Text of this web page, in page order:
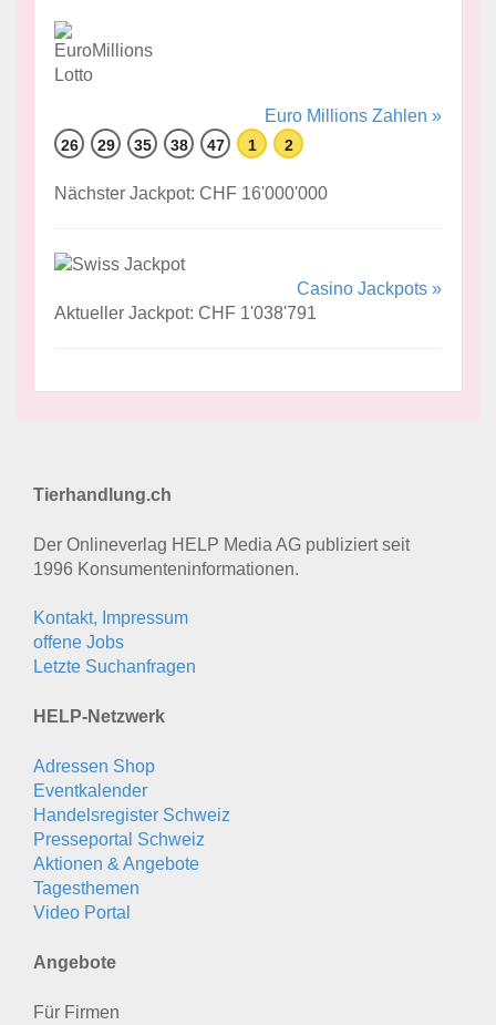
Euro Millions Zahlen »
26 29 35 38 47 1 2
Nächster Jackpot: CHF 16'000'000
Casino Jackpots »
Aktueller Jackpot: CHF 1'038'791
Tierhandlung.ch
Der Onlineverlag HELP Media AG publiziert seit
1996 Konsumenten­informationen.
Kontakt, Impressum
offene Jobs
Letzte Suchanfragen
HELP-Netzwerk
Adressen Shop
Eventkalender
Handelsregister Schweiz
Presseportal Schweiz
Aktionen & Angebote
Tagesthemen
Video Portal
Angebote
Für Firmen